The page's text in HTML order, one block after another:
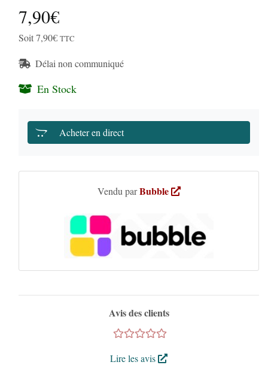
7,90€
Soit 7,90€ TTC
Délai non communiqué
En Stock
Acheter en direct
Vendu parBubble
Avis des clients
Lire les avis